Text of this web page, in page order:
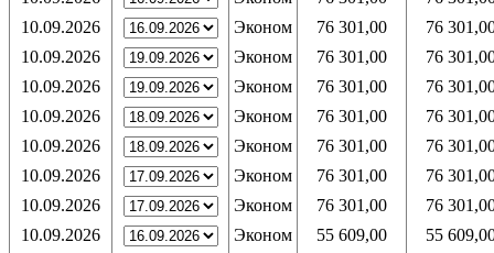
10.09.2026
Эконом 76 301,00
76
10.09.2026
Эконом 76 301,00
76
10.09.2026
Эконом 76 301,00
76
10.09.2026
Эконом 76 301,00
76
10.09.2026
Эконом 76 301,00
76
10.09.2026
Эконом 76 301,00
76
10.09.2026
Эконом 76 301,00
76
10.09.2026
Эконом 55 609,00
55